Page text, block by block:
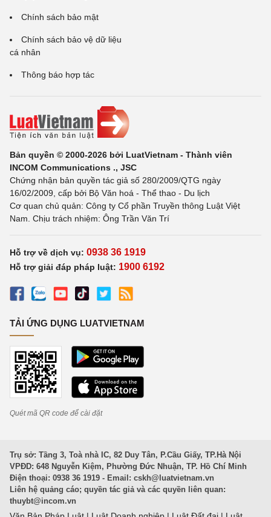
Chính sách bảo mật
Chính sách bảo vệ dữ liệu
cá nhân
Thông báo hợp tác
Bản quyền © 2000-2026 bởi LuatVietnam - Thành viên
INCOM Communications ., JSC
Chứng nhận bản quyền tác giả số 280/2009/QTG ngày
16/02/2009, cấp bởi Bộ Văn hoá - Thể thao - Du lịch
Cơ quan chủ quản: Công ty Cổ phần Truyền thông Luật Việt
Nam. Chịu trách nhiệm: Ông Trần Văn Trí
Hỗ trợ về dịch vụ: 0938 36 1919
Hỗ trợ giải đáp pháp luật: 1900 6192
TẢI ỨNG DỤNG LUATVIETNAM
Quét mã QR code để cài đặt
Trụ sở: Tầng 3, Toà nhà IC, 82 Duy Tân, P.Cầu Giấy, TP.Hà Nội
VPĐD: 648 Nguyễn Kiệm, Phường Đức Nhuận, TP. Hồ Chí Minh
Điện thoại: 0938 36 1919 - Email: cskh@luatvietnam.vn
Liên hệ quảng cáo; quyền tác giả và các quyền liên quan:
thuybt@incom.vn